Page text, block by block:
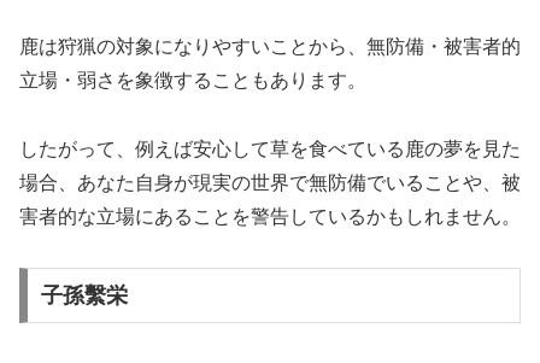
鹿は狩猟の対象になりやすいことから、無防備・被害者的
立場・弱さを象徴することもあります。
したがって、例えば安心して草を食べている鹿の夢を見た
場合、あなた自身が現実の世界で無防備でいることや、被
害者的な立場にあることを警告しているかもしれません。
子孫繫栄